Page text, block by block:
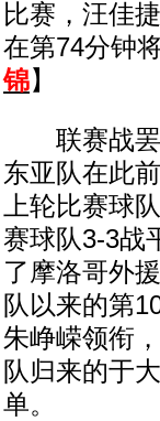
比赛，汪佳
在第74分钟
锦】
联赛战罢
东亚队在此
上轮比赛球
赛球队3-3战
了摩洛哥外
队以来的第
朱峥嵘领衔
队归来的于
单。